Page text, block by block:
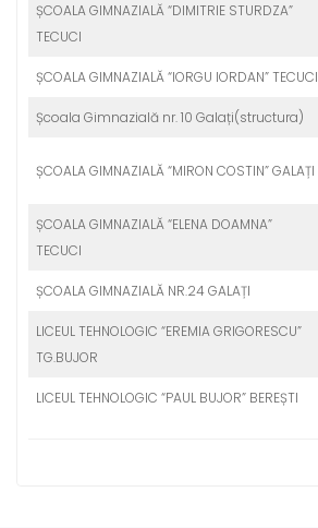
ȘCOALA GIMNAZIALĂ “DIMITRIE STURDZA”
TECUCI
ȘCOALA GIMNAZIALĂ “IORGU IORDAN” TECUCI
Școala Gimnazială nr. 10 Galați(structura)
ȘCOALA GIMNAZIALĂ “MIRON COSTIN” GALAȚI
ȘCOALA GIMNAZIALĂ “ELENA DOAMNA”
TECUCI
ȘCOALA GIMNAZIALĂ NR.24 GALAȚI
LICEUL TEHNOLOGIC “EREMIA GRIGORESCU”
TG.BUJOR
LICEUL TEHNOLOGIC “PAUL BUJOR” BEREȘTI